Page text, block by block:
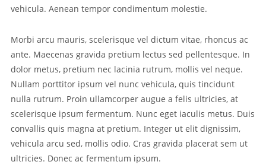
vehicula. Aenean tempor condimentum molestie.
Morbi arcu mauris, scelerisque vel dictum vitae, rhoncus ac
ante. Maecenas gravida pretium lectus sed pellentesque. In
dolor metus, pretium nec lacinia rutrum, mollis vel neque.
Nullam porttitor ipsum vel nunc vehicula, quis tincidunt
nulla rutrum. Proin ullamcorper augue a felis ultricies, at
scelerisque ipsum fermentum. Nunc eget iaculis metus. Duis
convallis quis magna at pretium. Integer ut elit dignissim,
vehicula arcu sed, mollis odio. Cras gravida placerat sem ut
ultricies. Donec ac fermentum ipsum.